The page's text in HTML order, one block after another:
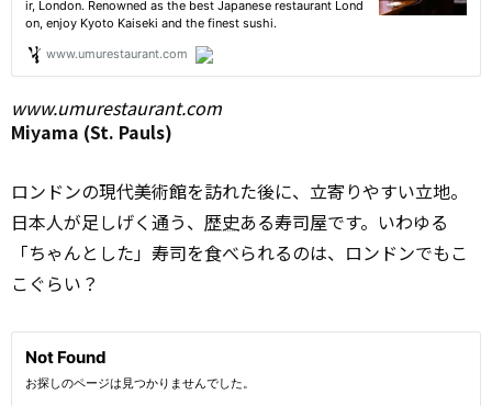
www.umurestaurant.com
Miyama (St. Pauls)
ロンドンの現代美術館を訪れた後に、立寄りやすい立地。
日本人が足しげく通う、 歴史ある寿司屋です。いわゆる
「ちゃんとした」寿司を食べられるのは、ロンドンでもこ
こぐらい？